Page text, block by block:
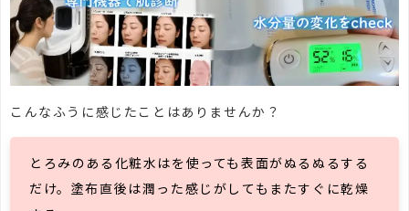
こんなふうに感じたことはありませんか？
とろみのある化粧水はを使っても表面がぬるぬるする
だけ。塗布直後は潤った感じがしてもまたすぐに乾燥